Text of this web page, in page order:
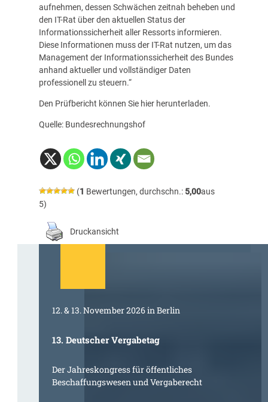
aufnehmen, dessen Schwächen zeitnah beheben und
den IT-Rat über den aktuellen Status der
Informationssicherheit aller Ressorts informieren.
Diese Informationen muss der IT-Rat nutzen, um das
Management der Informationssicherheit des Bundes
anhand aktueller und vollständiger Daten
professionell zu steuern.“
Den Prüfbericht können Sie hierherunterladen.
Quelle: Bundesrechnungshof
(1 Bewertungen, durchschn.: 5,00aus
5)
Druckansicht
12. & 13. November 2026 in Berlin
13. Deutscher Vergabetag
Der Jahreskongress für öffentliches
Beschaffungswesen und Vergaberecht